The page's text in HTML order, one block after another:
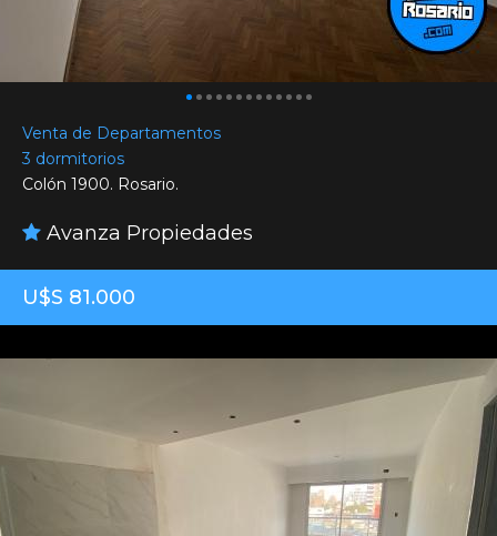
Venta de Departamentos
3 dormitorios
Colón 1900. Rosario.
Avanza Propiedades
U$S 81.000